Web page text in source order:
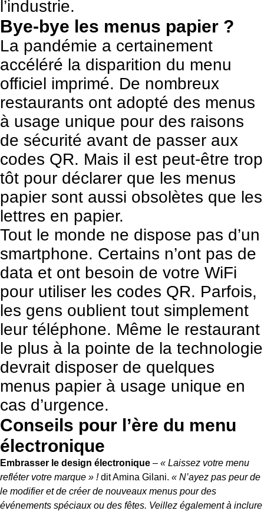
l’industrie.
Bye-bye les menus papier ?
La pandémie a certainement
accéléré la disparition du menu
officiel imprimé. De nombreux
restaurants ont adopté des menus
à usage unique pour des raisons
de sécurité avant de passer aux
codes QR. Mais il est peut-être trop
tôt pour déclarer que les menus
papier sont aussi obsolètes que les
lettres en papier.
Tout le monde ne dispose pas d’un
smartphone. Certains n’ont pas de
data et ont besoin de votre WiFi
pour utiliser les codes QR. Parfois,
les gens oublient tout simplement
leur téléphone. Même le restaurant
le plus à la pointe de la technologie
devrait disposer de quelques
menus papier à usage unique en
cas d’urgence.
Conseils pour l’ère du menu
électronique
Embrasser le design électronique – « Laissez votre menu
refléter votre marque » !dit Amina Gilani. « N’ayez pas peur de
le modifier et de créer de nouveaux menus pour des
événements spéciaux ou des fêtes. Veillez également à inclure